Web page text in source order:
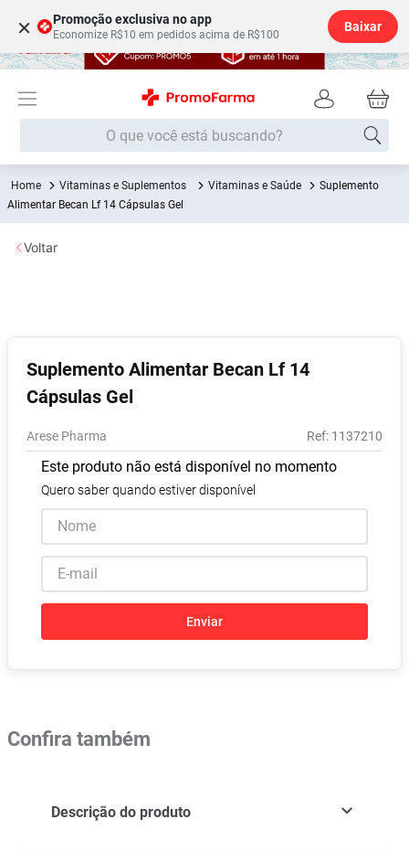
× Promoção exclusiva no app
Economize R$10 em pedidos acima de R$100
Baixar
O que você está buscando?
Vitaminas e Suplementos Vitaminas e Saúde
Suplemento
Alimentar Becan Lf 14 Cápsulas Gel
Suplemento Alimentar Becan Lf 14
Cápsulas Gel
Arese Pharma : 1137210
Este produto não está disponível no momento
Quero saber quando estiver disponível
Enviar
Voltar
Confira também
Descrição do produto
Termos mais buscados
1º Fralda
2
6º Shampoo
7º Desodorante
8 º Absorvente
9º Vitamina D
10º Lavitan